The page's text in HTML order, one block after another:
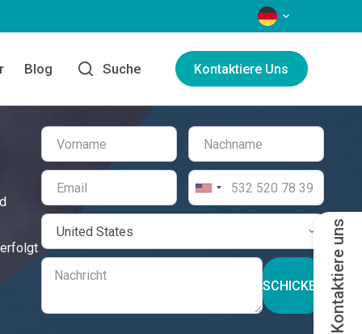
SPRACHEN
Blog Suche Kontaktiere Uns
SCHICKEN Kontaktiere uns